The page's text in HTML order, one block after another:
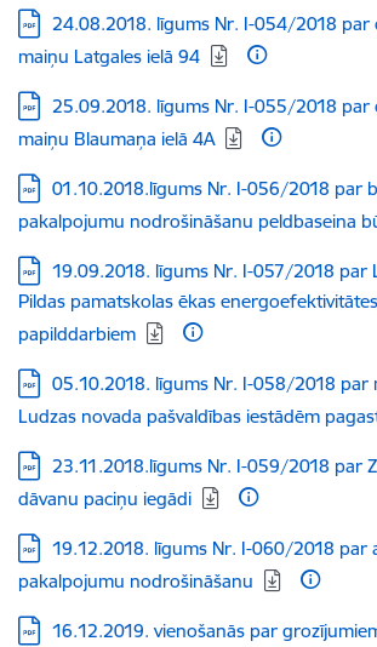
Lejupielādēt:
24.08.2018. līgums Nr. I-054/2018 par
maiņu Latgales ielā 94
Lejupielādēt:
25.09.2018. līgums Nr. I-055/2018 par
maiņu Blaumaņa ielā 4A
Lejupielādēt:
01.10.2018.līgums Nr. I-056/2018 par
pakalpojumu nodrošināšanu peldbaseina
Lejupielādēt:
19.09.2018. līgums Nr. I-057/2018 par
Pildas pamatskolas ēkas
papilddarbiem
Lejupielādēt:
05.10.2018. līgums Nr. I-058/2018 par
Ludzas novada pašvaldības iestādēm
Lejupielādēt:
23.11.2018.līgums Nr. I-059/2018 par
dāvanu paciņu iegādi
Lejupielādēt:
19.12.2018. līgums Nr. I-060/2018 par
pakalpojumu nodrošināšanu
Lejupielādēt:
16.12.2019. vienošanās par